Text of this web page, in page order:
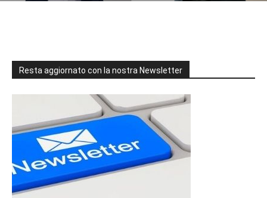
Resta aggiornato con la nostra Newsletter